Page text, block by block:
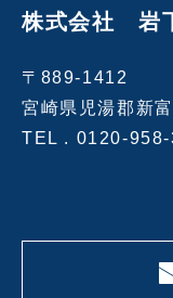
株式会社 岩
〒889-1412
宮崎県児湯郡新
TEL . 0120-958-